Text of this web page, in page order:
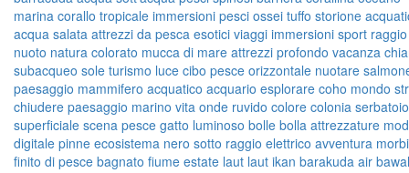
marina corallo tropicale immersioni pesci ossei tuffo storione
acqua salata attrezzi da pesca esotici viaggi immersioni sport raggio
nuoto natura colorato mucca di mare attrezzi profondo vacanza
subacqueo sole turismo luce cibo pesce orizzontale nuotare
paesaggio mammifero acquatico acquario esplorare coho mondo
chiudere paesaggio marino vita onde ruvido colore colonia serbatoio
superficiale scena pesce gatto luminoso bolle bolla attrezzature
digitale pinne ecosistema nero sotto raggio elettrico avventura
finito di pesce bagnato fiume estate laut laut ikan barakuda air